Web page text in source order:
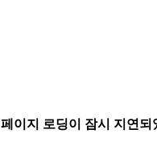
페이지 로딩이 잠시 지연